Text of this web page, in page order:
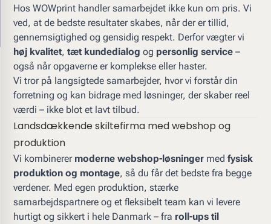
Hos WOWprint handler samarbejdet ikke kun om pris. Vi
ved, at de bedste resultater skabes, når der er tillid,
gennemsigtighed og gensidig respekt. Derfor vægter vi
høj kvalitet,tæt kundedialog og personlig service –
også når opgaverne er komplekse eller haster.
Vi tror på langsigtede samarbejder, hvor vi forstår din
forretning og kan bidrage med løsninger, der skaber reel
værdi – ikke blot et lavt tilbud.
Landsdækkende skiltefirma med webshop og
produktion
Vi kombinerer moderne webshop-løsninger medfysisk
produktion og montage, så du får det bedste fra begge
verdener. Med egen produktion, stærke
samarbejdspartnere og et fleksibelt team kan vi levere
hurtigt og sikkert i hele Danmark – fra roll-ups til